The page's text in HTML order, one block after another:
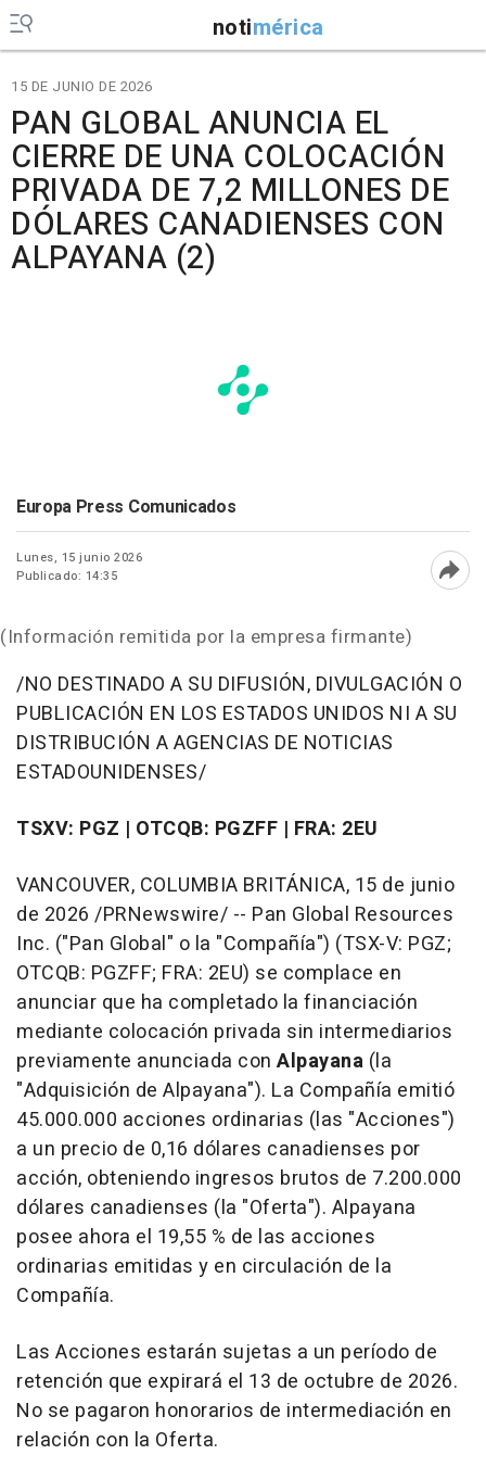
notimérica
15 DE JUNIO DE 2026
PAN GLOBAL ANUNCIA EL
CIERRE DE UNA COLOCACIÓN
PRIVADA DE 7,2 MILLONES DE
DÓLARES CANADIENSES CON
ALPAYANA (2)
Europa Press Comunicados
Lunes, 15 junio 2026
Publicado: 14:35
(Información remitida por la empresa firmante)
/NO DESTINADO A SU DIFUSIÓN, DIVULGACIÓN O
PUBLICACIÓN EN LOS ESTADOS UNIDOS NI A SU
DISTRIBUCIÓN A AGENCIAS DE NOTICIAS
ESTADOUNIDENSES/
TSXV: PGZ | OTCQB: PGZFF | FRA: 2EU
VANCOUVER, COLUMBIA BRITÁNICA, 15 de junio
de 2026 /PRNewswire/ -- Pan Global Resources
Inc. ("Pan Global" o la "Compañía") (TSX-V: PGZ;
OTCQB: PGZFF; FRA: 2EU) se complace en
anunciar que ha completado la financiación
mediante colocación privada sin intermediarios
previamente anunciada con Alpayana (la
"Adquisición de Alpayana"). La Compañía emitió
45.000.000 acciones ordinarias (las "Acciones")
a un precio de 0,16 dólares canadienses por
acción, obteniendo ingresos brutos de 7.200.000
dólares canadienses (la "Oferta"). Alpayana
posee ahora el 19,55 % de las acciones
ordinarias emitidas y en circulación de la
Compañía.
Las Acciones estarán sujetas a un período de
retención que expirará el 13 de octubre de 2026.
No se pagaron honorarios de intermediación en
relación con la Oferta.